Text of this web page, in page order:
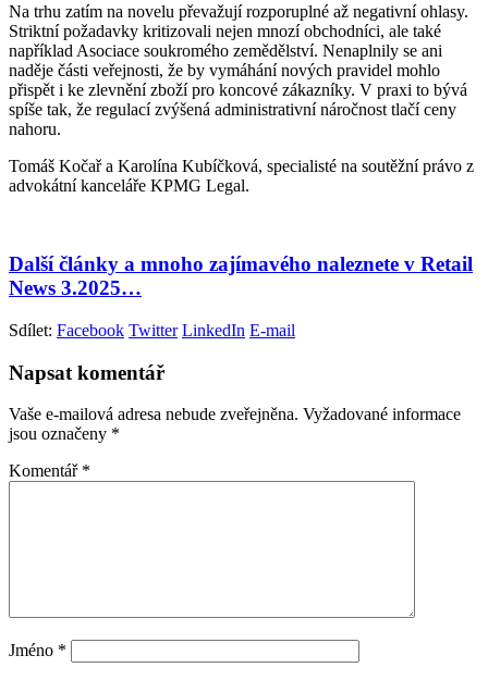
Na trhu zatím na novelu převažují rozporuplné až negativní ohlasy.
Striktní požadavky kritizovali nejen mnozí obchodníci, ale také
například Asociace soukromého zemědělství. Nenaplnily se ani
naděje části veřejnosti, že by vymáhání nových pravidel mohlo
přispět i ke zlevnění zboží pro koncové zákazníky. V praxi to bývá
spíše tak, že regulací zvýšená administrativní náročnost tlačí ceny
nahoru.
Tomáš Kočař a Karolína Kubíčková, specialisté na soutěžní právo z
advokátní kanceláře KPMG Legal.
Další články a mnoho zajímavého naleznete v Retail
News 3.2025…
Sdílet: Facebook Twitter LinkedIn E-mail
Napsat komentář
Vaše e-mailová adresa nebude zveřejněna. Vyžadované informace
jsou označeny *
Komentář *
Jméno *